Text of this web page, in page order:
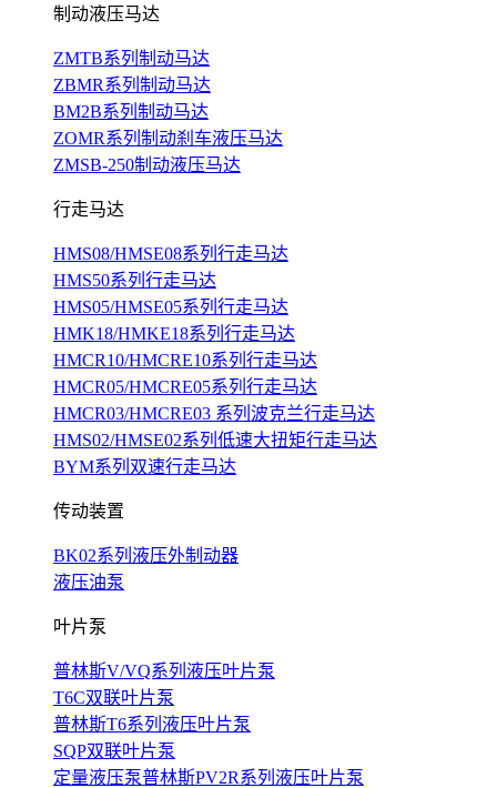
制动液压马达
ZMTB系列制动马达
ZBMR系列制动马达
BM2B系列制动马达
ZOMR系列制动刹车液压马达
ZMSB-250制动液压马达
行走马达
HMS08/HMSE08系列行走马达
HMS50系列行走马达
HMS05/HMSE05系列行走马达
HMK18/HMKE18系列行走马达
HMCR10/HMCRE10系列行走马达
HMCR05/HMCRE05系列行走马达
HMCR03/HMCRE03 系列波克兰行走马达
HMS02/HMSE02系列低速大扭矩行走马达
BYM系列双速行走马达
传动装置
BK02系列液压外制动器
液压油泵
叶片泵
普林斯V/VQ系列液压叶片泵
T6C双联叶片泵
普林斯T6系列液压叶片泵
SQP双联叶片泵
定量液压泵普林斯PV2R系列液压叶片泵